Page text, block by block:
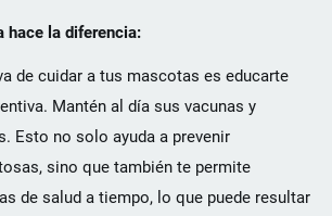
hace la diferencia:
de cuidar a tus mascotas es educarte
Mantén al día sus vacunas y
Esto no solo ayuda a prevenir
sino que también te permite
de salud a tiempo, lo que puede resultar